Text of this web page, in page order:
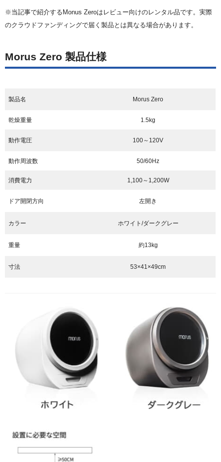
※当記事で紹介するMonus Zeroはレビュー向けのレンタル品です。実際
のクラウドファンディングで届く製品とは異なる場合があります。
Morus Zero 製品仕様
製品名 Morus Zero
乾燥重量 1.5kg
動作電圧 100～120V
動作周波数 50/60Hz
消費電力 1,100～1,200W
ドア開閉方向 左開き
カラー ホワイト/ダークグレー
重量 約13kg
寸法 53×41×49cm